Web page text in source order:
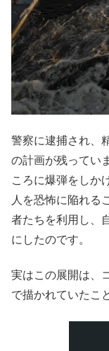
警察に逮捕され、
の計画が残ってい
ころに爆弾をしか
人を恐怖に陥れる
者たちを利用し、
にしたのです。
実はこの展開は、
で描かれていたこ